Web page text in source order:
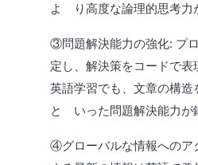
よ り高度な論理的思考力
③問題解決能力の強化: プ
定し、解決策をコードで表
英語学習でも、文章の構造
と いった問題解決能力が
④グローバルな情報へのア